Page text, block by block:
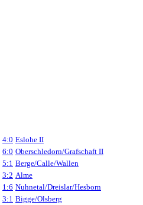
4:0 Eslohe II
6:0 Oberschledorn/Grafschaft II
5:1 Berge/Calle/Wallen
3:2 Alme
1:6 Nuhnetal/Dreislar/Hesborn
3:1 Bigge/Olsberg